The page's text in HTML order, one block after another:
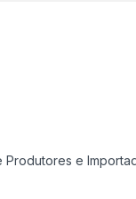
Produtores e